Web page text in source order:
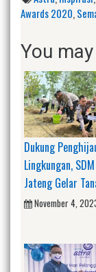
Awards 2020,
You
Dukung
Lingkungan,
Jateng Gelar
November 4,